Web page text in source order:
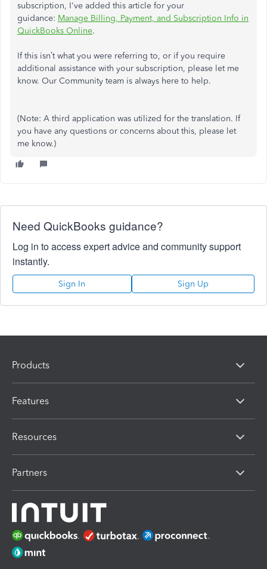
subscription, I've added this article for your
guidance: Manage Billing, Payment, and Subscription Info in
QuickBooks Online.
If this isn’t what you were referring to, or if you require
additional assistance with your subscription, please let me
know. Our Community team is always here to help.
(Note: A third application was utilized for the translation. If
you have any questions or concerns about this, please let
me know.)
Need QuickBooks guidance?
Log in to access expert advice and community support
instantly.
Sign In Sign Up
Products
Features
Resources
Partners